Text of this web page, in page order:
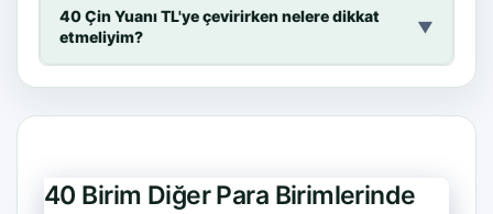
40 Çin Yuanı TL'ye çevirirken nelere dikkat
etmeliyim?
▼
40 Birim Diğer Para Birimlerinde